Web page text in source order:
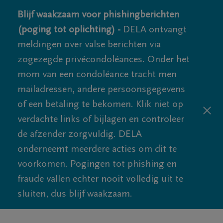
Blijf waakzaam voor phishingberichten
(poging tot oplichting) - DELA ontvangt
meldingen over valse berichten via
zogezegde privécondoléances. Onder het
mom van een condoléance tracht men
mailadressen, andere persoonsgegevens
of een betaling te bekomen. Klik niet op
verdachte links of bijlagen en controleer
de afzender zorgvuldig. DELA
onderneemt meerdere acties om dit te
voorkomen. Pogingen tot phishing en
fraude vallen echter nooit volledig uit te
sluiten, dus blijf waakzaam.